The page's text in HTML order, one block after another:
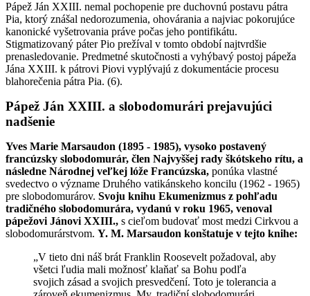
Pápež Ján XXIII. nemal pochopenie pre duchovnú postavu pátra
Pia, ktorý znášal nedorozumenia, ohovárania a najviac pokorujúce
kanonické vyšetrovania práve počas jeho pontifikátu.
Stigmatizovaný páter Pio prežíval v tomto období najtvrdšie
prenasledovanie. Predmetné skutočnosti a vyhýbavý postoj pápeža
Jána XXIII. k pátrovi Piovi vyplývajú z dokumentácie procesu
blahorečenia pátra Pia. (6).
Pápež Ján XXIII. a slobodomurári prejavujúci
nadšenie
Yves Marie Marsaudon (1895 - 1985), vysoko postavený
francúzsky slobodomurár, člen Najvyššej rady škótskeho rítu, a
následne Národnej veľkej lóže Francúzska, ponúka vlastné
svedectvo o význame Druhého vatikánskeho koncilu (1962 - 1965)
pre slobodomurárov. Svoju knihu Ekumenizmus z pohľadu
tradičného slobodomurára, vydanú v roku 1965, venoval
pápežovi Jánovi XXIII., s cieľom budovať most medzi Cirkvou a
slobodomurárstvom. Y. M. Marsaudon konštatuje v tejto knihe:
„V tieto dni náš brát Franklin Roosevelt požadoval, aby
všetci ľudia mali možnosť klaňať sa Bohu podľa
svojich zásad a svojich presvedčení. Toto je tolerancia a